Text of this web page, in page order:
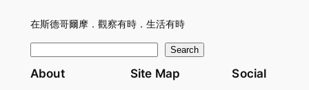
在斯德哥爾摩．觀察有時．生活有時
e
Search
About Site Map Social